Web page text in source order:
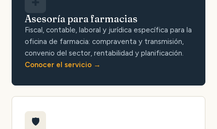
Asesoría para farmacias
Fiscal, contable, laboral y jurídica específica para la
oficina de farmacia: compraventa y transmisión,
convenio del sector, rentabilidad y planificación.
Conocer el servicio
🛡️